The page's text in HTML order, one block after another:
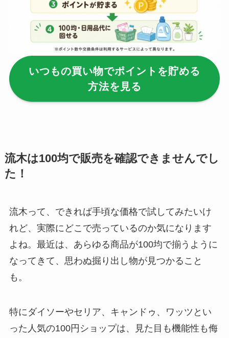
セリア等でフロアラ
バーほうきは買え
る？選び方＆使い方
を徹底ガイド！
【100均】ダイソー/
セリア等でハンディ
ファンカバーは買え
【100均】ダイソー/
介！
【100均】ダイソー/
セリア等でスパイス
ミルは買える？手
すく解説！
【100均】ダイソー/
いつもの買い物でポイントを貯める
方法を見る
流木は100均で販売を確認できませんでし
た！
流木って、できれば手頃な価格で試してみたいけ
れど、実際にどこで売っているのか気になります
よね。最近は、あらゆる商品が100均で揃うように
なってきて、思わぬ掘り出し物が見つかること
も。
特にダイソーやセリア、キャンドゥ、ワッツとい
った人気の100円ショップは、見た目も機能性も侮